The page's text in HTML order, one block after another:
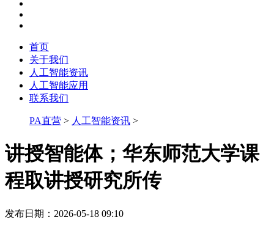
首页
关于我们
人工智能资讯
人工智能应用
联系我们
PA直营 > 人工智能资讯 >
讲授智能体；华东师范大学课
程取讲授研究所传
发布日期：2026-05-18 09:10